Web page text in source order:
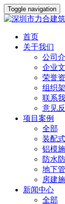
Toggle navigation
首页
关于我们
公司
企业
荣誉
组织
联系
意见
项目案例
全部
装配
铝模
防水
地下
房建
新闻中心
全部